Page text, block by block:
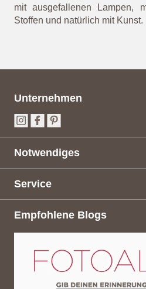
mit ausgefallenen Lampen,
Stoffen und natürlich mit Kunst.
Unternehmen
Notwendiges
Service
Empfohlene Blogs